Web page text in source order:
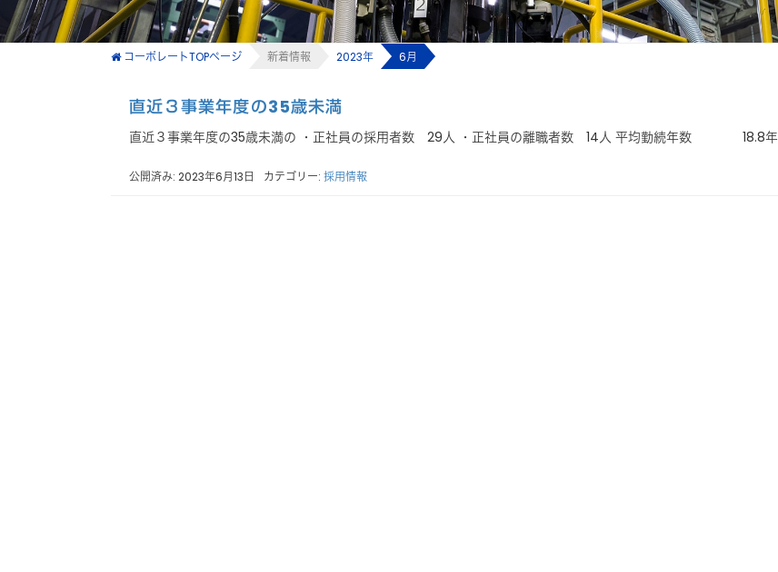
コーポレートTOPページ 新着情報 2023年 6月
直近３事業年度の35歳未満
直近３事業年度の35歳未満の ・正社員の採用者数 29人 ・正社員の離職者数 14人 平均勤続年数 18.8年
公開済み: 2023年6月13日 カテゴリー: 採用情報